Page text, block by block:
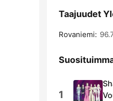
Taajuudet
Rovaniemi:
1